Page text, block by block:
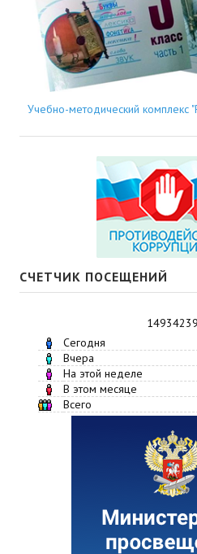
Учебно-методический комплекс
СЧЕТЧИК ПОСЕЩЕНИЙ
14934239
Сегодня
Вчера
На этой неделе
В этом месяце
Всего